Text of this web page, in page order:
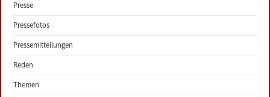
Presse
Pressefotos
Pressemitteilungen
Reden
Themen